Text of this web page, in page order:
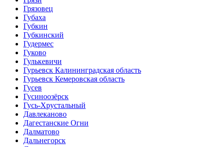
Грязовец
Губаха
Губкин
Губкинский
Гудермес
Гуково
Гулькевичи
Гурьевск Калининградская область
Гурьевск Кемеровская область
Гусев
Гусиноозёрск
Гусь-Хрустальный
Давлеканово
Дагестанские Огни
Далматово
Дальнегорск